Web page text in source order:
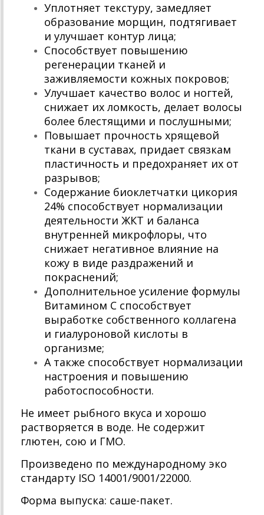
Уплотняет текстуру, замедляет
образование морщин, подтягивает
и улучшает контур лица;
Способствует повышению
регенерации тканей и
заживляемости кожных покровов;
Улучшает качество волос и ногтей,
снижает их ломкость, делает волосы
более блестящими и послушными;
Повышает прочность хрящевой
ткани в суставах, придает связкам
пластичность и предохраняет их от
разрывов;
Содержание биоклетчатки цикория
24% способствует нормализации
деятельности ЖКТ и баланса
внутренней микрофлоры, что
снижает негативное влияние на
кожу в виде раздражений и
покраснений;
Дополнительное усиление формулы
Витамином С способствует
выработке собственного коллагена
и гиалуроновой кислоты в
организме;
А также способствует нормализации
настроения и повышению
работоспособности.
Не имеет рыбного вкуса и хорошо
растворяется в воде. Не содержит
глютен, сою и ГМО.
Произведено по международному эко
стандарту ISO 14001/9001/22000.
Форма выпуска: саше-пакет.